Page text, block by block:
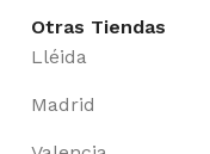
Otras Tiendas
Lléida
Madrid